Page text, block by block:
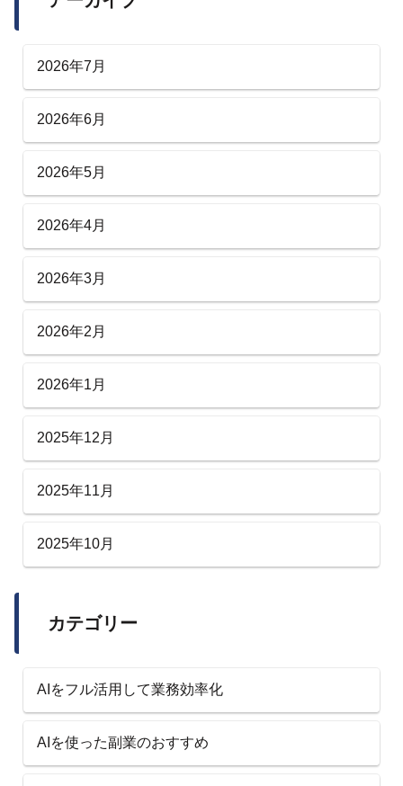
2026年7月
2026年6月
2026年5月
2026年4月
2026年3月
2026年2月
2026年1月
2025年12月
2025年11月
2025年10月
カテゴリー
AIをフル活用して業務効率化
AIを使った副業のおすすめ